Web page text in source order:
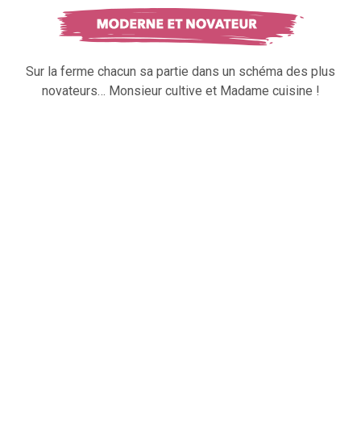
Sur la ferme chacun sa partie dans un schéma des plus
novateurs… Monsieur cultive et Madame cuisine !